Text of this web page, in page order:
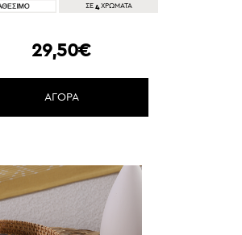
ΣΕ 4 ΧΡΩΜΑΤΑ
29,50€
ΑΓΟΡΑ